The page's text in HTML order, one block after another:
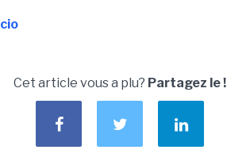
Cet article vous a plu? Partagez le !